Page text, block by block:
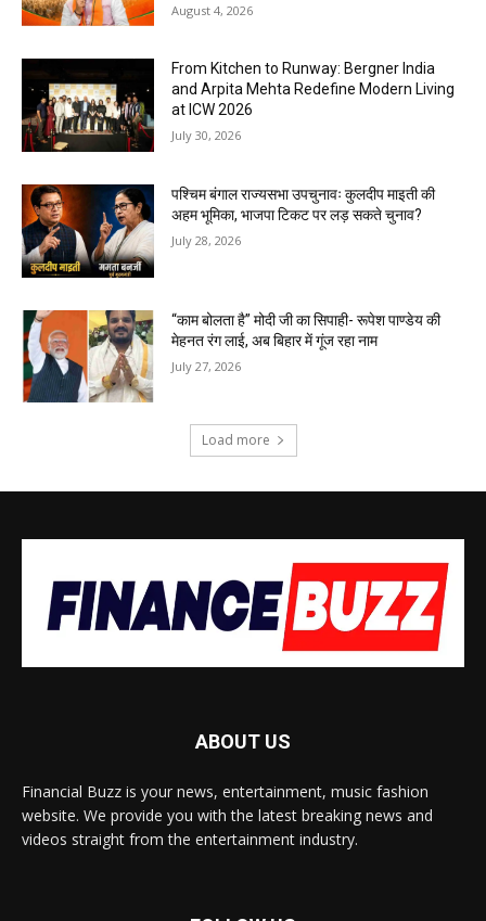
August 4, 2026
From Kitchen to Runway: Bergner India
and Arpita Mehta Redefine Modern Living
at ICW 2026
July 30, 2026
पश्चिम बंगाल राज्यसभा उपचुनावः कुलदीप माइती की
अहम भूमिका, भाजपा टिकट पर लड़ सकते चुनाव?
July 28, 2026
“काम बोलता है” मोदी जी का सिपाही- रूपेश पाण्डेय की
मेहनत रंग लाई, अब बिहार में गूंज रहा नाम
July 27, 2026
Load more
ABOUT US
Financial Buzz is your news, entertainment, music fashion
website. We provide you with the latest breaking news and
videos straight from the entertainment industry.